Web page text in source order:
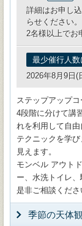
詳細はお申し
らせください。
2名様以上でお
最少催行人
2026年8月9日(
ステップアップ
4段階に分けて講
れを利用して自
テクニックを学
見えます。
モンベル アウト
ー、水洗トイレ
是非ご相談くださ
季節の天体